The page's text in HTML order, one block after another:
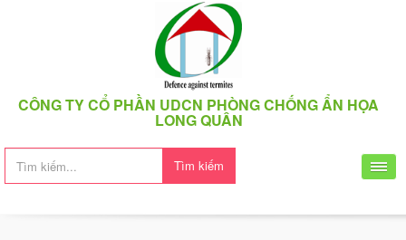
CÔNG TY CỔ PHẦN UDCN PHÒNG CHỐNG ẨN HỌA
LONG QUÂN
Tìm kiếm